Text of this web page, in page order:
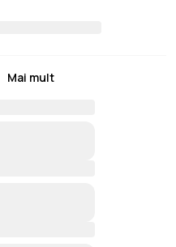
Mai mult